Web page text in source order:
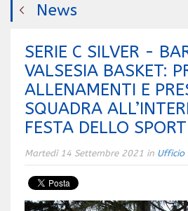
News
SERIE C SILVER -
VALSESIA BASKET:
ALLENAMENTI E
SQUADRA
FESTA DELLO
Martedì 14 Settembre 2021 in Ufficio